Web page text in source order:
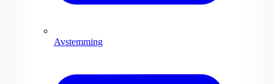
Avstemming